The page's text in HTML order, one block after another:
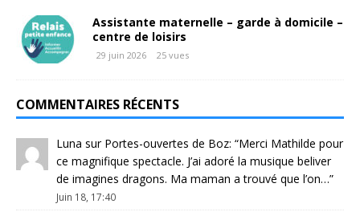
Assistante maternelle – garde à domicile –
centre de loisirs
29 juin 2026 25 vues
COMMENTAIRES RÉCENTS
Luna sur Portes-ouvertes de Boz: “Merci Mathilde pour
ce magnifique spectacle. J’ai adoré la musique beliver
de imagines dragons. Ma maman a trouvé que l’on…”
Juin 18, 17:40